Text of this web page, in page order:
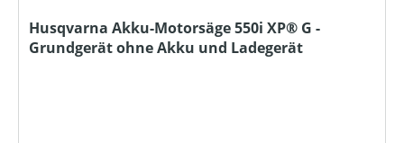
Husqvarna Akku-Motorsäge 550i XP® G -
Grundgerät ohne Akku und Ladegerät